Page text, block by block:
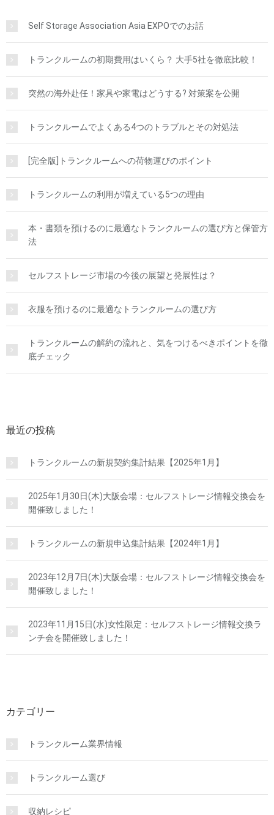
Self Storage Association Asia EXPOでのお話
トランクルームの初期費用はいくら？ 大手5社を徹底比較！
突然の海外赴任！家具や家電はどうする? 対策案を公開
トランクルームでよくある4つのトラブルとその対処法
[完全版]トランクルームへの荷物運びのポイント
トランクルームの利用が増えている5つの理由
本・書類を預けるのに最適なトランクルームの選び方と保管方
法
セルフストレージ市場の今後の展望と発展性は？
衣服を預けるのに最適なトランクルームの選び方
トランクルームの解約の流れと、気をつけるべきポイントを徹
底チェック
最近の投稿
トランクルームの新規契約集計結果【2025年1月】
2025年1月30日(木)大阪会場：セルフストレージ情報交換会を
開催致しました！
トランクルームの新規申込集計結果【2024年1月】
2023年12月7日(木)大阪会場：セルフストレージ情報交換会を
開催致しました！
2023年11月15日(水)女性限定：セルフストレージ情報交換ラ
ンチ会を開催致しました！
カテゴリー
トランクルーム業界情報
トランクルーム選び
収納レシピ